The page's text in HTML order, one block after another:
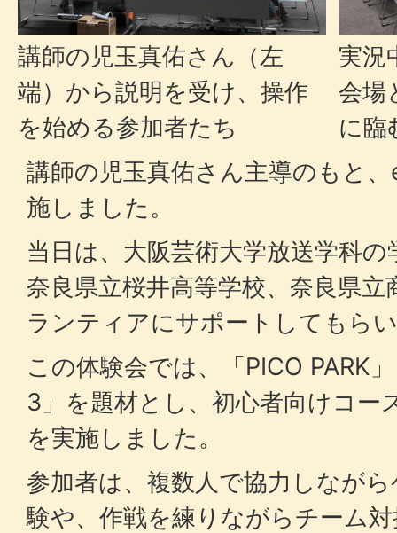
講師の児玉真佑さん（左
端）から説明を受け、操作
を始める参加者たち
実況
会場
に臨
講師の児玉真佑さん主導のもと
施しました。
当日は、大阪芸術大学放送学科
奈良県立桜井高等学校、奈良県
ランティアにサポートしてもら
この体験会では、「PICO PARK
3」を題材とし、初心者向けコー
を実施しました。
参加者は、複数人で協力しなが
験や、作戦を練りながらチーム